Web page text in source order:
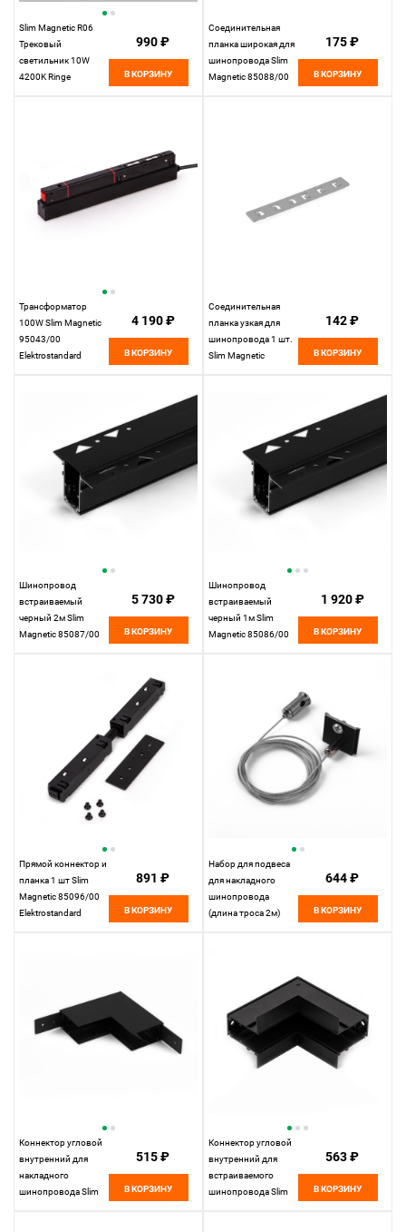
Slim Magnetic R06
Трековый
светильник 10W
4200K Ringe
990 ₽
В КОРЗИНУ
Соединительная
планка широкая для
шинопровода Slim
Magnetic 85088/00
175 ₽
В КОРЗИНУ
Трансформатор
100W Slim Magnetic
95043/00
Elektrostandard
4 190 ₽
В КОРЗИНУ
Соединительная
планка узкая для
шинопровода 1 шт.
Slim Magnetic
142 ₽
В КОРЗИНУ
Шинопровод
встраиваемый
черный 2м Slim
Magnetic 85087/00
5 730 ₽
В КОРЗИНУ
Шинопровод
встраиваемый
черный 1м Slim
Magnetic 85086/00
1 920 ₽
В КОРЗИНУ
Прямой коннектор и
планка 1 шт Slim
Magnetic 85096/00
Elektrostandard
891 ₽
В КОРЗИНУ
Набор для подвеса
для накладного
шинопровода
(длина троса 2м)
644 ₽
В КОРЗИНУ
Коннектор угловой
внутренний для
накладного
шинопровода Slim
515 ₽
В КОРЗИНУ
Коннектор угловой
внутренний для
встраиваемого
шинопровода Slim
563 ₽
В КОРЗИНУ